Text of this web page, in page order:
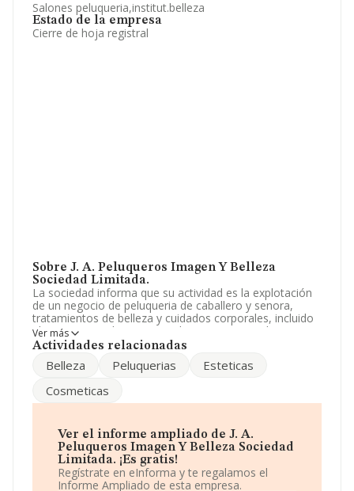
Salones peluqueria,institut.belleza
Estado de la empresa
Cierre de hoja registral
Sobre J. A. Peluqueros Imagen Y Belleza
Sociedad Limitada.
La sociedad informa que su actividad es la explotación
de un negocio de peluqueria de caballero y senora,
tratamientos de belleza y cuidados corporales, incluido
el tratamiento de rayos uva; la compraventa de
productos de peluqueria, estetica y cosmetica; la f. La
actividad CNAE como '%cnae%', código 9621. La
Ha contado con el mismo número de empleados y
INFORMA, ha dispuesto de un número de empleados
por encima de la media de sector.
Es posible ponerse en contacto con la empresa a través
del teléfono 967345362.
Ver más
Actividades relacionadas
Belleza Peluquerias
Esteticas
Cosmeticas
Ver el informe ampliado de J. A.
Peluqueros Imagen Y Belleza Sociedad
Limitada. ¡Es gratis!
Regístrate en eInforma y te regalamos el
Informe Ampliado de esta empresa.